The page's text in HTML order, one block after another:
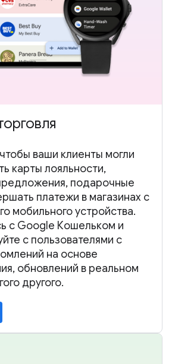
ваши клиенты могли
карты лояльности,
подарочные
платежи в магазинах с
мобильного устройства.
с Google Кошельком и
с пользователями с
на основе
обновлений в реальном
другого.